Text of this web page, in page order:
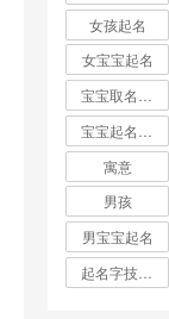
女孩起名
女宝宝起名
寓意
男孩
男宝宝起名